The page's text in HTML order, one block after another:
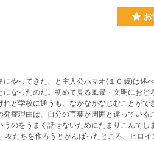
やってきた、と主人公ハマオ(１０歳)は述
なったのだ。初めて見る風景・文明におど
ど学校に通うも、なかなかなじむことがで
症理由は、自分の言葉が周囲と違っている
のをうまく話せないためにだまりこんでし
だちを作ろうとがんばったところ、ヒロイ